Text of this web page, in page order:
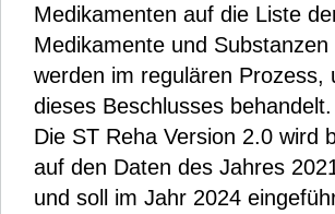
Medikamenten auf die Liste
Medikamente und Substanzen
werden im regulären Prozess,
dieses Beschlusses behandelt.
Die ST Reha Version 2.0 wird
auf den Daten des Jahres
und soll im Jahr 2024